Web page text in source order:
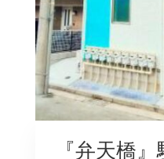
『弁天橋